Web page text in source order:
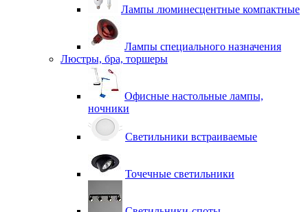
Лампы люминесцентные компактные
Лампы специального назначения
Люстры, бра, торшеры
Офисные настольные лампы,
ночники
Светильники встраиваемые
Точечные светильники